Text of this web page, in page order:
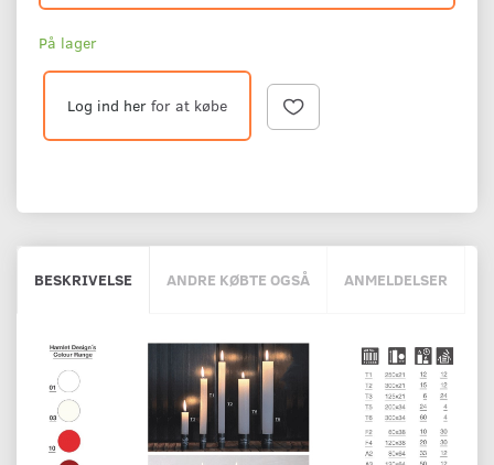
På lager
Log ind her for at købe
BESKRIVELSE ANDRE KØBTE OGSÅ ANMELDELSER